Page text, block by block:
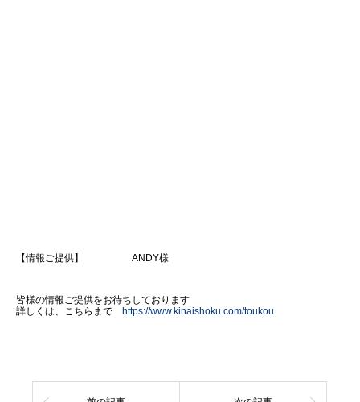
【情報ご提供】 ANDY様
皆様の情報ご提供をお待ちしております
詳しくは、こちらまで https://www.kinaishoku.com/toukou